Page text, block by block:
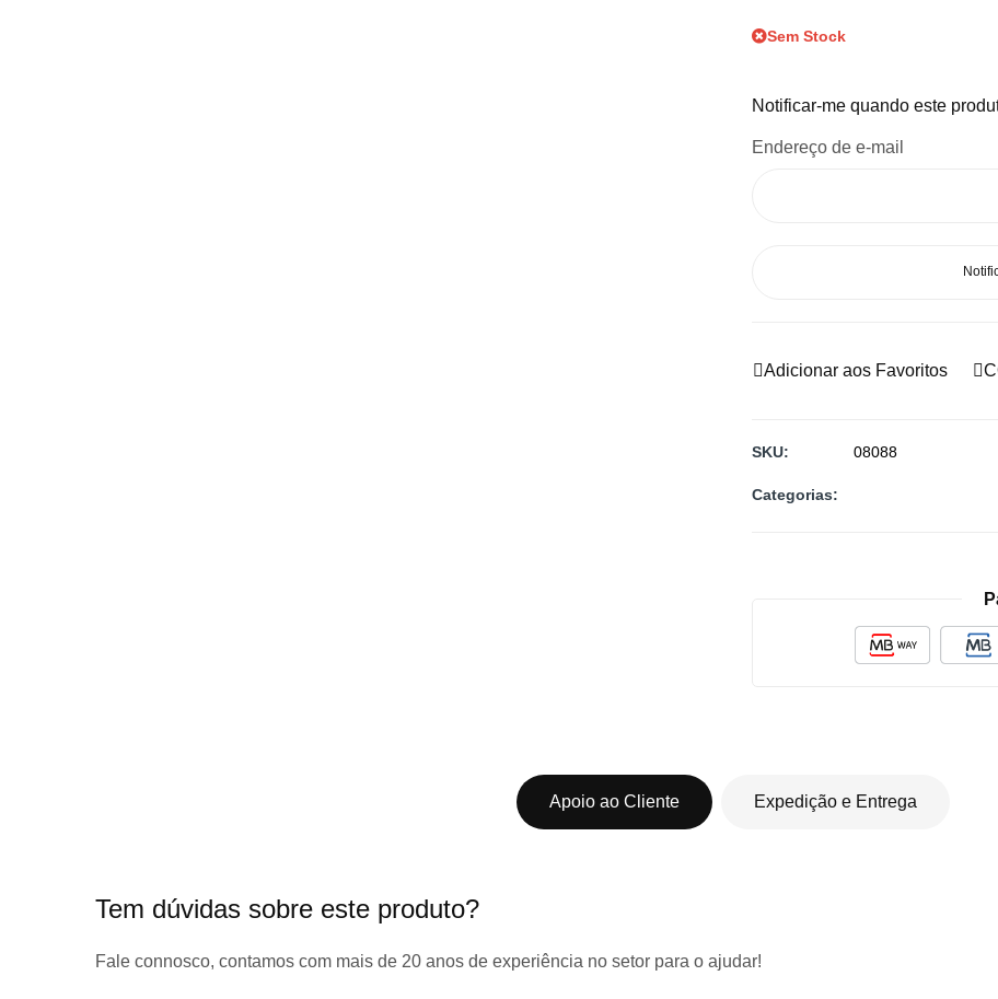
Sem Stock
Notificar-me quando este
Endereço de e-mail
Adicionar aos Favoritos
SKU 08088
Categorias:
Apoio ao Cliente
Tem dúvidas sobre este produto?
Fale connosco, contamos com mais de 20 anos de experiência no setor para o ajudar!
Expedição e Entrega